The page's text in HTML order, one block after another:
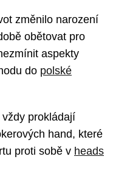
změnilo narození
obětovat pro
aspekty
do polské
prokládají
hand, které
proti sobě v heads